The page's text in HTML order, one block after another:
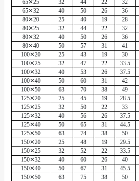
65✕25
32 44 22 32
65✕32
40 50 26 36
80✕20
25 40 19 28
80✕25
32 44 22 32
80✕32
40 50 26 36
80✕40
50 57 31 41
100✕20
25 43 19 30
100✕25
32 47 22 33.5
100✕32
40 53 26 37.5
100✕40
50 60 31 42
100✕50
63 70 38 49
125✕20
25 45 19 28.5
125✕25
32 50 22 33
125✕32
40 56 26 37.5
125✕40
50 65 31 44.5
125✕50
63 74 38 50
150✕20
25 48 19 29.5
150✕25
32 52 22 33.5
150✕32
40 60 26 40
150✕40
50 67 31 45.5
150✕50
63 75 38 50